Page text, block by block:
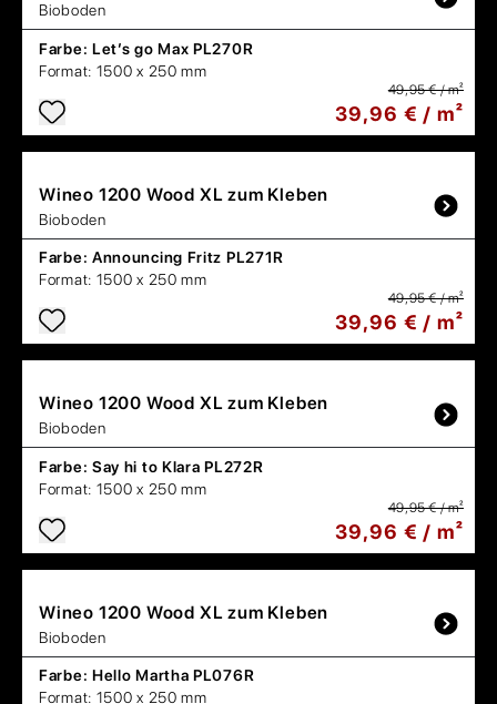
Bioboden
Farbe: Let’s go Max PL270R
Format: 1500 x 250 mm
49,95 € / m²
39,96 € / m²
Wineo 1200 Wood XL zum Kleben
Bioboden
Farbe: Announcing Fritz PL271R
Format: 1500 x 250 mm
49,95 € / m²
39,96 € / m²
Wineo 1200 Wood XL zum Kleben
Bioboden
Farbe: Say hi to Klara PL272R
Format: 1500 x 250 mm
49,95 € / m²
39,96 € / m²
Wineo 1200 Wood XL zum Kleben
Bioboden
Farbe: Hello Martha PL076R
Format: 1500 x 250 mm